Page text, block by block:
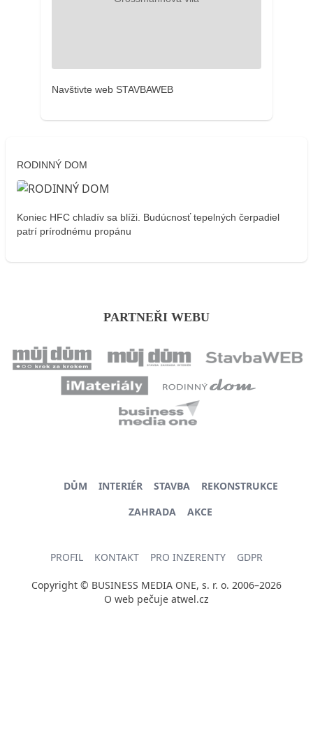
Navštivte web STAVBAWEB
RODINNÝ DOM
Koniec HFC chladív sa blíži. Budúcnosť tepelných čerpadiel
patrí prírodnému propánu
PARTNEŘI WEBU
DŮM INTERIÉR STAVBA
REKONSTRUKCE
ZAHRADA
AKCE
PROFIL KONTAKT PRO INZERENTY GDPR
Copyright © BUSINESS MEDIA ONE, s. r. o. 2006–2026